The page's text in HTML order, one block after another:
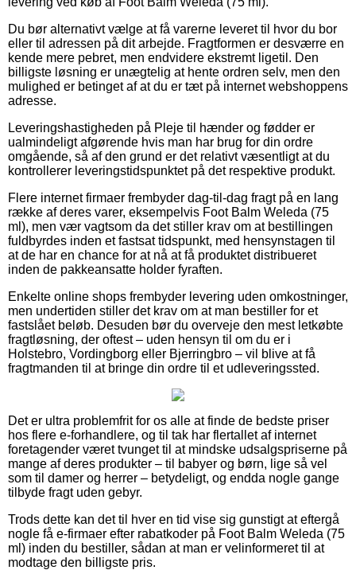
Du bør alternativt vælge at få varerne leveret til hvor du bor
eller til adressen på dit arbejde. Fragtformen er desværre en
kende mere pebret, men endvidere ekstremt ligetil. Den
billigste løsning er unægtelig at hente ordren selv, men den
mulighed er betinget af at du er tæt på internet webshoppens
adresse.
Leveringshastigheden på Pleje til hænder og fødder er
ualmindeligt afgørende hvis man har brug for din ordre
omgående, så af den grund er det relativt væsentligt at du
kontrollerer leveringstidspunktet på det respektive produkt.
Flere internet firmaer frembyder dag-til-dag fragt på en lang
række af deres varer, eksempelvis Foot Balm Weleda (75
ml), men vær vagtsom da det stiller krav om at bestillingen
fuldbyrdes inden et fastsat tidspunkt, med hensynstagen til
at de har en chance for at nå at få produktet distribueret
inden de pakkeansatte holder fyraften.
Enkelte online shops frembyder levering uden omkostninger,
men undertiden stiller det krav om at man bestiller for et
fastslået beløb. Desuden bør du overveje den mest letkøbte
fragtløsning, der oftest – uden hensyn til om du er i
Holstebro, Vordingborg eller Bjerringbro – vil blive at få
fragtmanden til at bringe din ordre til et udleveringssted.
Det er ultra problemfrit for os alle at finde de bedste priser
hos flere e-forhandlere, og til tak har flertallet af internet
foretagender været tvunget til at mindske udsalgspriserne på
mange af deres produkter – til babyer og børn, lige så vel
som til damer og herrer – betydeligt, og endda nogle gange
tilbyde fragt uden gebyr.
Trods dette kan det til hver en tid vise sig gunstigt at eftergå
nogle få e-firmaer efter rabatkoder på Foot Balm Weleda (75
ml) inden du bestiller, sådan at man er velinformeret til at
modtage den billigste pris.